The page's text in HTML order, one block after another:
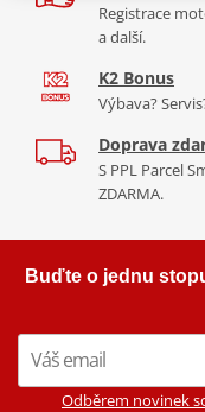
Registrace
a další.
K2 Bonus
Výbava?
Doprava
S PPL Parcel
ZDARMA.
Buďte o jednu
Odběrem novinek